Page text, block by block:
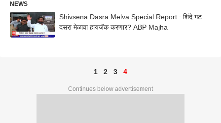
NEWS
Shivsena Dasra Melva Special Report : शिंदे गट
दसरा मेळावा हायजॅक करणार? ABP Majha
1 2 3 4
Continues below advertisement